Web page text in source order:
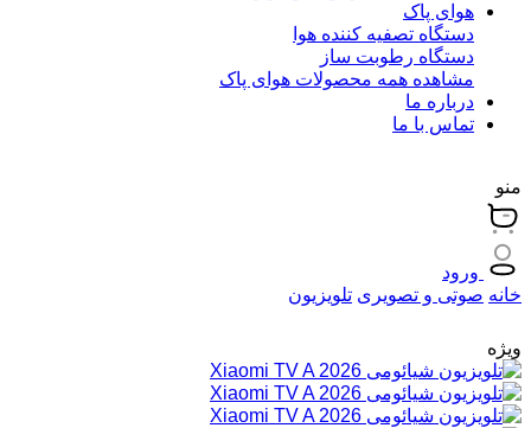
هوای پاک
دستگاه تصفیه کننده هوا
دستگاه رطوبت ساز
مشاهده همه محصولات هوای پاک
درباره ما
تماس با ما
منو
ورود
خانه صوتی و تصویری تلویزیون
ویژه